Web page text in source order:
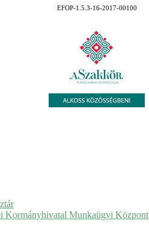
EFOP-1.5.3-16-2017-00100
Kormányhivatal Munkaügyi Központ